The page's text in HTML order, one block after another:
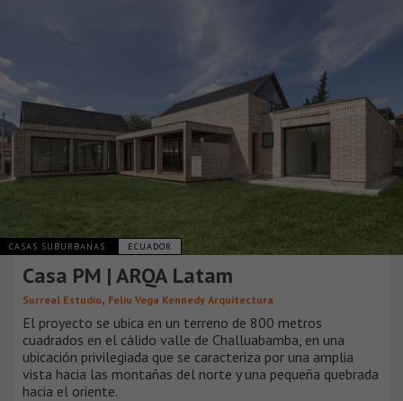
CASAS SUBURBANAS ECUADOR
Casa PM | ARQA Latam
Surreal Estudio, Feliu Vega Kennedy Arquitectura
El proyecto se ubica en un terreno de 800 metros
cuadrados en el cálido valle de Challuabamba, en una
ubicación privilegiada que se caracteriza por una amplia
vista hacia las montañas del norte y una pequeña quebrada
hacia el oriente.